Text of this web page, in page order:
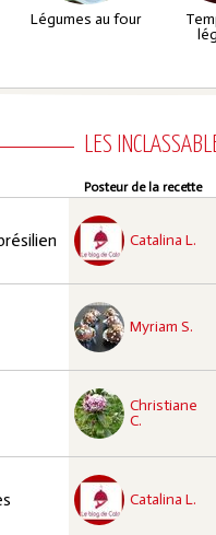
Légumes au four
LES
Posteur de la recette
Catalina L.
recette à tester
Myriam S.
recette à tester
Christiane
C.
recette à tester
Catalina L.
recette à tester